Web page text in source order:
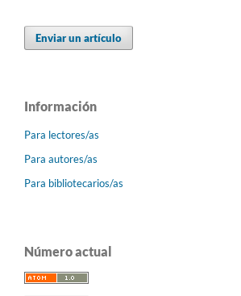
Enviar un artículo
Información
Para lectores/as
Para autores/as
Para bibliotecarios/as
Número actual